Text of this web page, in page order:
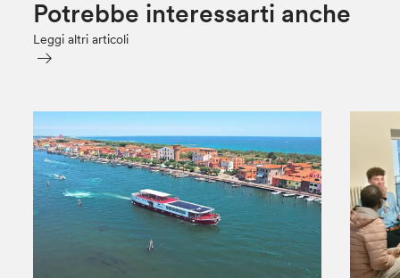
Potrebbe interessarti anche
Leggi altri articoli